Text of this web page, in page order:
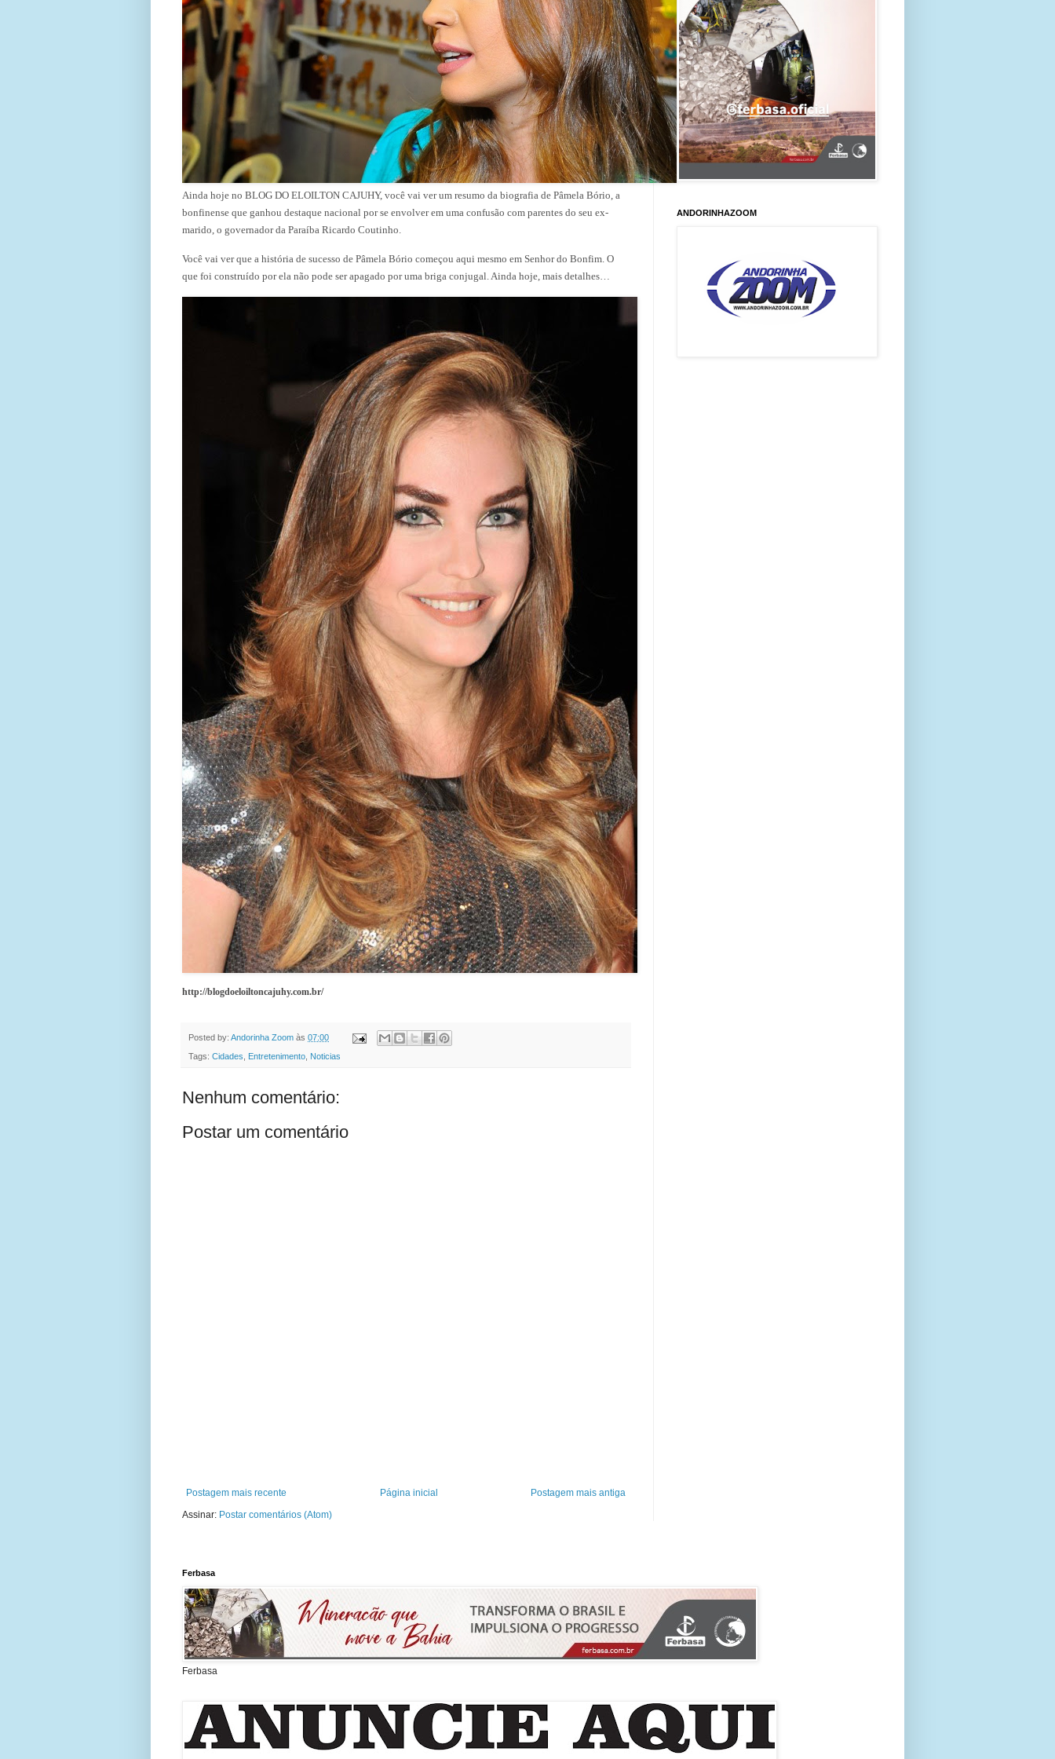
Ainda hoje no BLOG DO ELOILTON CAJUHY, você vai ver um resumo da biografia de Pâmela Bório, a
bonfinense que ganhou destaque nacional por se envolver em uma confusão com parentes do seu ex-
marido, o governador da Paraíba Ricardo Coutinho.
Você vai ver que a história de sucesso de Pâmela Bório começou aqui mesmo em Senhor do Bonfim. O
que foi construído por ela não pode ser apagado por uma briga conjugal. Ainda hoje, mais detalhes…
http://blogdoeloiltoncajuhy.com.br/
Posted by: Andorinha Zoom às 07:00
Tags: Cidades Entretenimento Noticias
Nenhum comentário:
Postar um comentário
Postagem mais recente Postagem mais antiga
Página inicial
Assinar: Postar comentários (Atom)
ANDORINHAZOOM
Ferbasa
Ferbasa